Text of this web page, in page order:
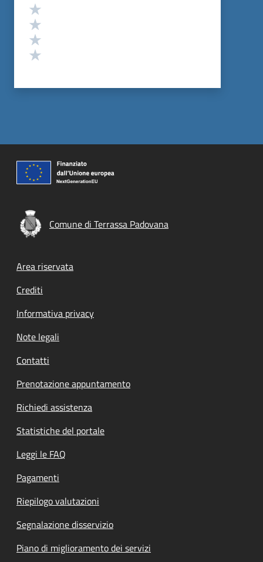
Comune di Terrassa Padovana
Footer menu
Area riservata
Crediti
Informativa privacy
Note legali
Contatti
Prenotazione appuntamento
Richiedi assistenza
Statistiche del portale
Leggi le FAQ
Pagamenti
Riepilogo valutazioni
Segnalazione disservizio
Piano di miglioramento dei servizi